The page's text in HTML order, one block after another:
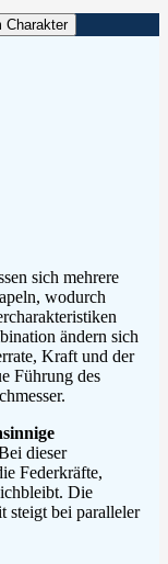
Charakter
sich mehrere
wodurch
ändern sich
Kraft und der
Führung des
dieser
Federkräfte,
Die
steigt bei paralleler